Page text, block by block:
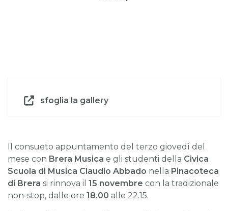
sfoglia la gallery
Il consueto appuntamento del terzo giovedì del
mese con Brera Musica e gli studenti della Civica
Scuola di Musica Claudio Abbado nella Pinacoteca
di Brera si rinnova il 15 novembre con la tradizionale
non-stop, dalle ore 18.00 alle 22.15.